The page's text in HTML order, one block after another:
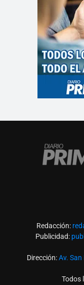
Redacción:
Publicidad:
Dirección:Av.
Todos